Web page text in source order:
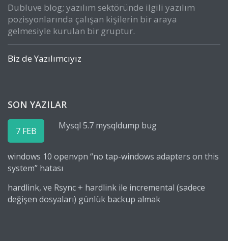
Dubluve blog; yazılım sektöründe ilgili yazılım
pozisyonlarında çalışan kişilerin bir araya
gelmesiyle kurulan bir gruptur.
Biz de Yazılımcıyız
SON YAZILAR
7 FEB Mysql 5.7 mysqldump bug
windows 10 openvpn “no tap-windows adapters on this
system” hatası
hardlink, ve Rsync + hardlink ile incremental (sadece
değişen dosyaları) günlük backup almak